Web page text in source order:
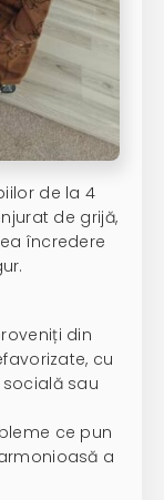
de la 4
de grijă,
încredere
din
cu
sau
ce pun
a